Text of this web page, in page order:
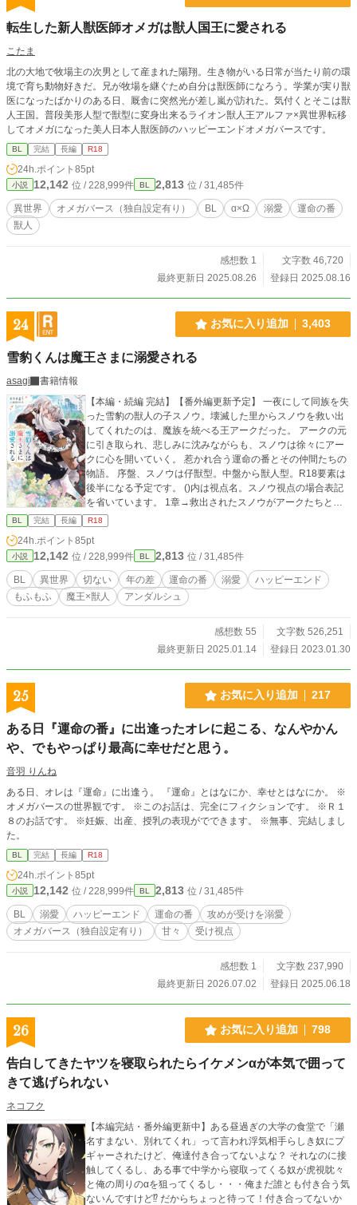
転生した新人獣医師オメガは獣人国王に愛される
こたま
北の大地で牧場主の次男として産まれた陽翔。生き物がいる日常が当たり前の環
境で育ち動物好きだ。兄が牧場を継ぐため自分は獣医師になろう。学業が実り獣
医になったばかりのある日、厩舎に突然光が差し嵐が訪れた。気付くとそこは獣
人王国。普段美形人型で獣型に変身出来るライオン獣人王アルファ×異世界転移
してオメガになった美人日本人獣医師のハッピーエンドオメガバースです。
BL 完結 長編 R18
24h.ポイント 85pt
小説 12,142 位 / 228,999件 BL 2,813 位 / 31,485件
異世界 オメガバース（独自設定有り） BL α×Ω 溺愛
運命の番
獣人
感想数 1
文字数 46,720
最終更新日 2025.08.26
登録日 2025.08.16
24 お気に入り追加 3,403
雪豹くんは魔王さまに溺愛される
asagi
書籍情報
【本編・続編 完結】【番外編更新予定】 一夜にして同族を失
った雪豹の獣人の子スノウ。壊滅した里からスノウを救い出
してくれたのは、魔族を統べる王アークだった。 アークの元
に引き取られ、悲しみに沈みながらも、スノウは徐々にアー
クに心を開いていく。 惹かれ合う運命の番とその仲間たちの
物語。 序盤、スノウは仔獣型。中盤から獣人型。R18要素は
後半になる予定です。 ()内は視点名。スノウ視点の場合表記
を省いています。 1章→救出されたスノウがアークたちと打
ち解け、悲しみを癒していく話。 2章→スノウが人型になれ
るよう努力しながら、アークたちとほのぼの暮らす話。 3章
→スノウが成人認定されてアークといちゃいちゃする話。 作
者基準で、キスなどR15相当の話には☆、R18相当の話には
★をタイトルにつけます。
BL 完結 長編 R18
24h.ポイント 85pt
小説 12,142 位 / 228,999件 BL 2,813 位 / 31,485件
BL 異世界 切ない 年の差 運命の番 溺愛
ハッピーエンド
もふもふ
魔王×獣人 アンダルシュ
感想数 55
文字数 526,251
最終更新日 2025.01.14
登録日 2023.01.30
25 お気に入り追加 217
ある日『運命の番』に出逢ったオレに起こる、なんやかん
や、でもやっぱり最高に幸せだと思う。
音羽 りんね
ある日、オレは『運命』に出逢う。 『運命』とはなにか、幸せとはなにか。 ※
オメガバースの世界観です。 ※このお話は、完全にフィクションです。 ※Ｒ１
８のお話です。 ※妊娠、出産、授乳の表現がでできます。 ※無事、完結しまし
た。
BL 完結 長編 R18
24h.ポイント 85pt
小説 12,142 位 / 228,999件 BL 2,813 位 / 31,485件
BL 溺愛 ハッピーエンド 運命の番
攻めが受けを溺愛
オメガバース（独自設定有り）
甘々 受け視点
感想数 1
文字数 237,990
最終更新日 2026.07.02
登録日 2025.06.18
26 お気に入り追加 798
告白してきたヤツを寝取られたらイケメンαが本気で囲って
きて逃げられない
ネコフク
【本編完結・番外編更新中】ある昼過ぎの大学の食堂で「瀬
名すまない、別れてくれ」って言われ浮気相手らしき奴にプ
ギャーされたけど、俺達付き合ってないよな？ それなのに接
触してくるし、ある事で中学から寝取ってくる奴が虎視眈々
と俺の周りのαを狙ってくるし・・・俺まだ誰とも付き合う気
ないんですけど⁉ だからちょっと待って！付き合ってないか